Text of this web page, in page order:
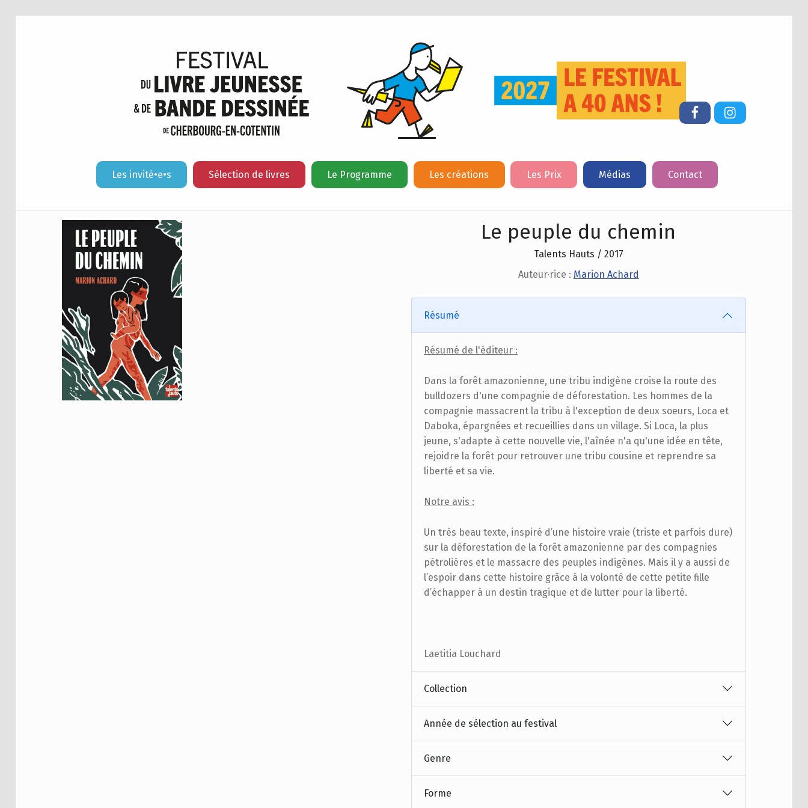
Les invité•e•s Sélection de livres Le Programme Les créations Les Prix Médias Contact
FacebookInstagram
Le peuple du chemin
Talents Hauts / 2017
Auteur·rice : Marion Achard
Résumé
Résumé de l'éditeur :
Dans la forêt amazonienne, une tribu indigène croise la route des
bulldozers d'une compagnie de déforestation. Les hommes de la
compagnie massacrent la tribu à l'exception de deux soeurs, Loca et
Daboka, épargnées et recueillies dans un village. Si Loca, la plus
jeune, s'adapte à cette nouvelle vie, l'aînée n'a qu'une idée en tête,
rejoidre la forêt pour retrouver une tribu cousine et reprendre sa
liberté et sa vie.
Notre avis :
Un très beau texte, inspiré d’une histoire vraie (triste et parfois dure)
sur la déforestation de la forêt amazonienne par des compagnies
pétrolières et le massacre des peuples indigènes. Mais il y a aussi de
l’espoir dans cette histoire grâce à la volonté de cette petite fille
d’échapper à un destin tragique et de lutter pour la liberté.
Laetitia Louchard
Collection
Année de sélection au festival
Genre
Forme